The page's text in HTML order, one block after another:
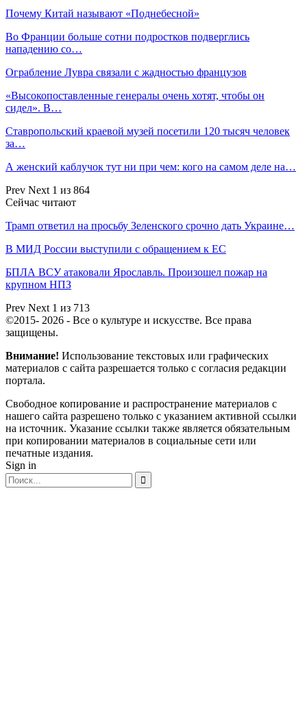
Почему Китай называют «Поднебесной»
Во Франции больше сотни подростков подверглись
нападению со…
Ограбление Лувра связали с жадностью французов
«Высокопоставленные генералы очень хотят, чтобы он
сидел». В…
Ставропольский краевой музей посетили 120 тысяч человек
за…
А женский каблучок тут ни при чем: кого на самом деле на…
Prev Next 1 из 864
Сейчас читают
Трамп ответил на просьбу Зеленского срочно дать Украине…
В МИД России выступили с обращением к ЕС
БПЛА ВСУ атаковали Ярославль. Произошел пожар на
крупном НПЗ
Prev Next 1 из 713
©2015- 2026 - Все о культуре и искусстве. Все права
защищены.
Внимание! Использование текстовых или графических
материалов с сайта разрешается только c согласия редакции
портала.
Свободное копирование и распространение материалов с
нашего сайта разрешено только с указанием активной ссылки
на источник. Указание ссылки также является обязательным
при копировании материалов в социальные сети или
печатные издания.
Sign in